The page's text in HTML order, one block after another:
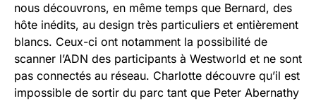
nous découvrons, en même temps que Bernard, des
hôte inédits, au design très particuliers et entièrement
blancs. Ceux-ci ont notamment la possibilité de
scanner l’ADN des participants à Westworld et ne sont
pas connectés au réseau. Charlotte découvre qu’il est
impossible de sortir du parc tant que Peter Abernathy